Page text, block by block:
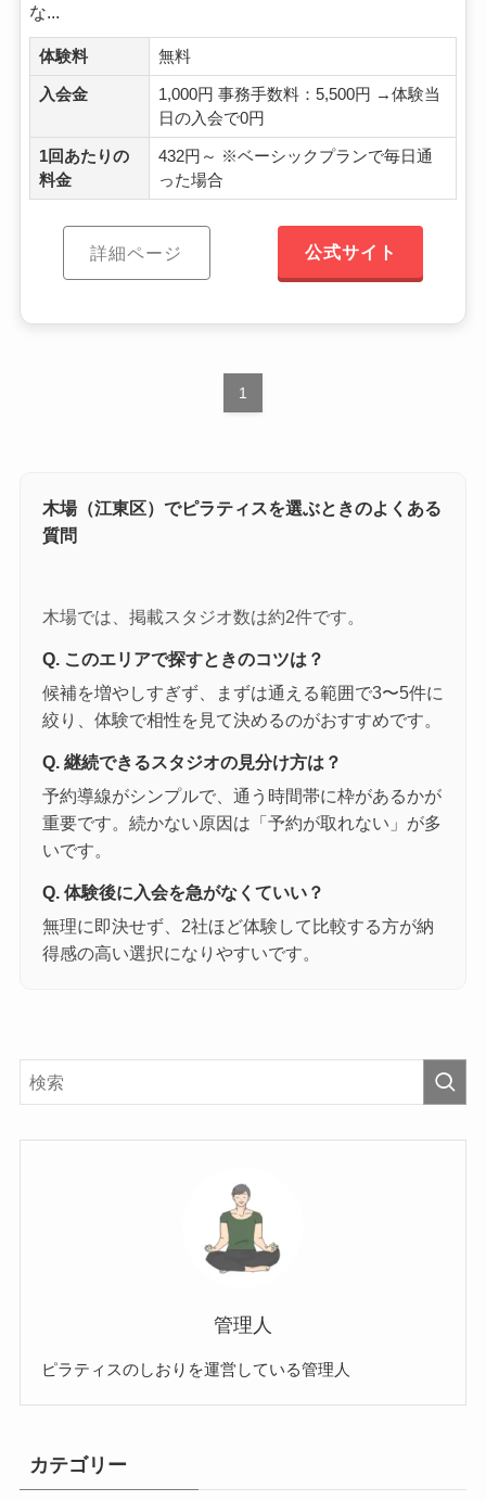
な...
体験料 無料
入会金
1,000円 事務手数料：5,500円 →体験当
日の入会で0円
1回あたりの
料金
432円～ ※ベーシックプランで毎日通
った場合
詳細ページ 公式サイト
1
木場（江東区）でピラティスを選ぶときのよくある
質問
木場では、掲載スタジオ数は約2件です。
Q. このエリアで探すときのコツは？
候補を増やしすぎず、まずは通える範囲で3〜5件に
絞り、体験で相性を見て決めるのがおすすめです。
Q. 継続できるスタジオの見分け方は？
予約導線がシンプルで、通う時間帯に枠があるかが
重要です。続かない原因は「予約が取れない」が多
いです。
Q. 体験後に入会を急がなくていい？
無理に即決せず、2社ほど体験して比較する方が納
得感の高い選択になりやすいです。
管理人
ピラティスのしおりを運営している管理人
カテゴリー